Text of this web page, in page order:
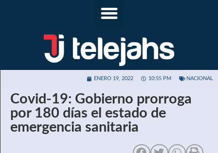
ENERO 19, 2022 10:55 PM NACIONAL
Covid-19: Gobierno prorroga
por 180 días el estado de
emergencia sanitaria